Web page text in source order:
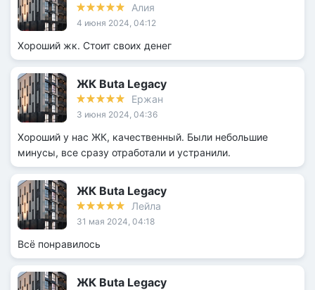
Алия
4 июня 2024, 04:12
Хороший жк. Стоит своих денег
ЖК Buta Legacy
Ержан
3 июня 2024, 04:36
Хороший у нас ЖК, качественный. Были небольшие
минусы, все сразу отработали и устранили.
ЖК Buta Legacy
Лейла
31 мая 2024, 04:18
Всё понравилось
ЖК Buta Legacy